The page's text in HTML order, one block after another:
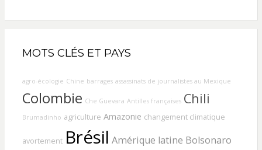
MOTS CLÉS ET PAYS
agro-écologie Chine barrages assassinats de journalistes au Mexique
Colombie Che Guevara Antilles françaises Chili
Brumadinho agriculture Amazonie changement climatique
avortement Brésil Amérique latine Bolsonaro